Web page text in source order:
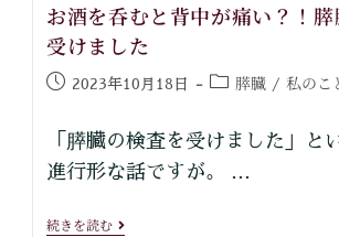
お酒を呑むと背中が痛い？！
受けました
2023年10月18日 膵臓 / 私のこ
「膵臓の検査を受けました」と
進行形な話ですが。 …
続きを読む